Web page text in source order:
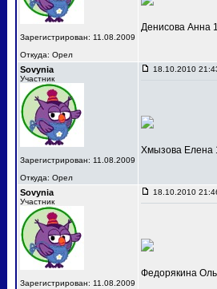
Зарегистрирован: 11.08.2009
Откуда: Орел
Денисова Анна
Sovynia
Участник
Зарегистрирован: 11.08.2009
Откуда: Орел
18.10.2010
Хмызова Елена
Sovynia
Участник
Зарегистрирован: 11.08.2009
18.10.2010
Федорякина